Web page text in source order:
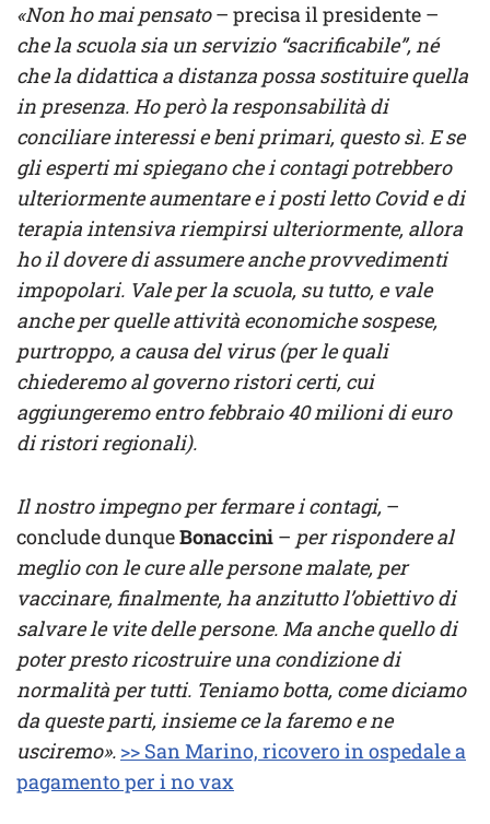
«Non ho mai pensato– precisa il presidente –
che la scuola sia un servizio “sacrificabile”, né
che la didattica a distanza possa sostituire quella
in presenza. Ho però la responsabilità di
conciliare interessi e beni primari, questo sì. E se
gli esperti mi spiegano che i contagi potrebbero
ulteriormente aumentare e i posti letto Covid e di
terapia intensiva riempirsi ulteriormente, allora
ho il dovere di assumere anche provvedimenti
impopolari. Vale per la scuola, su tutto, e vale
anche per quelle attività economiche sospese,
purtroppo, a causa del virus (per le quali
chiederemo al governo ristori certi, cui
aggiungeremo entro febbraio 40 milioni di euro
di ristori regionali).
Il nostro impegno per fermare i contagi, –
conclude dunqueBonaccini – per rispondere al
meglio con le cure alle persone malate, per
vaccinare, finalmente, ha anzitutto l’obiettivo di
salvare le vite delle persone. Ma anche quello di
poter presto ricostruire una condizione di
normalità per tutti. Teniamo botta, come diciamo
da queste parti, insieme ce la faremo e ne
usciremo». >> San Marino, ricovero in ospedale a
pagamento per i no vax